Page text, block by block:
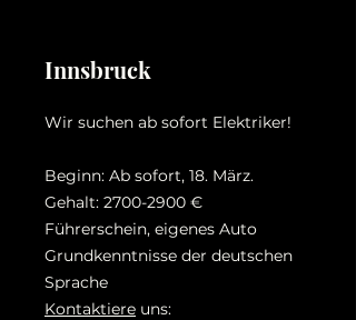
Innsbruck
Wir suchen ab sofort Elektriker!
Beginn: Ab sofort, 18. März.
Gehalt: 2700-2900 €
Führerschein, eigenes Auto
Grundkenntnisse der deutschen
Sprache
Kontaktiere uns: